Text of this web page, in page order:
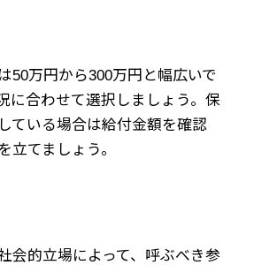
50万円から300万円と幅広いで
に合わせて選択しましょう。保
ている場合は給付金額を確認
立てましょう。
会的立場によって、呼ぶべき参